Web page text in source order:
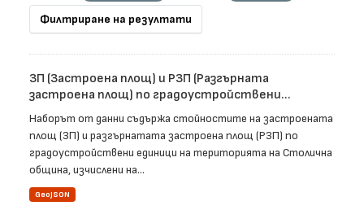
Филтриране на резултати
ЗП (Застроена площ) и РЗП (Разгърната
застроена площ) по градоустройствени...
Наборът от данни съдържа стойностите на застроената
площ (ЗП) и разгърнатата застроена площ (РЗП) по
градоустройствени единици на територията на Столична
община, изчислени на...
GeoJSON